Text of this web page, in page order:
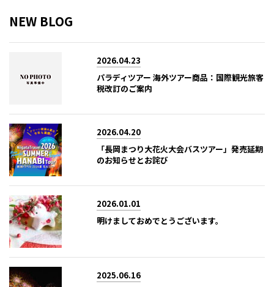
NEW BLOG
2026.04.23
パラディツアー 海外ツアー商品：国際観光旅客
税改訂のご案内
2026.04.20
「長岡まつり大花火大会バスツアー」発売延期
のお知らせとお詫び
2026.01.01
明けましておめでとうございます。
2025.06.16